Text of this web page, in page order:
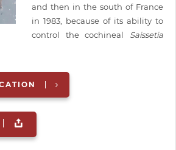
and then in the south of France
in 1983, because of its ability to
control the cochineal Saissetia